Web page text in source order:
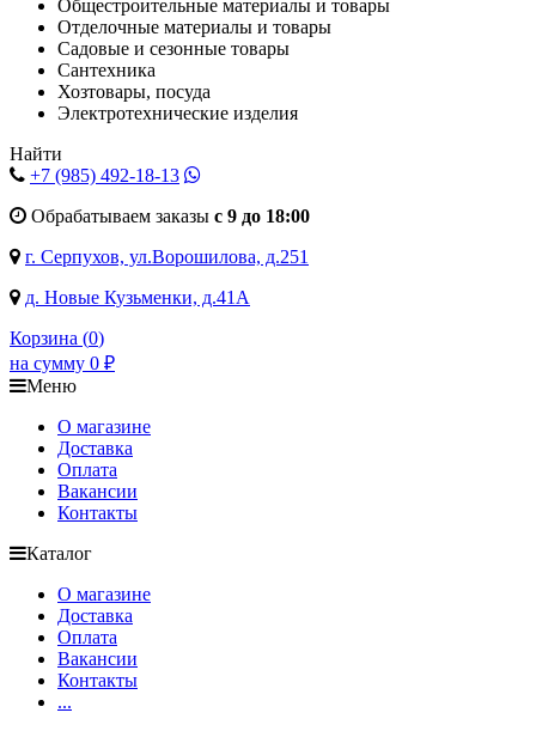
Общестроительные материалы и товары
Отделочные материалы и товары
Садовые и сезонные товары
Сантехника
Хозтовары, посуда
Электротехнические изделия
Найти
+7 (985) 492-18-13
Обрабатываем заказы с 9 до 18:00
г. Серпухов, ул.Ворошилова, д.251
д. Новые Кузьменки, д.41А
Корзина (0)
на сумму 0 ₽
Меню
О магазине
Доставка
Оплата
Вакансии
Контакты
Каталог
О магазине
Доставка
Оплата
Вакансии
Контакты
...